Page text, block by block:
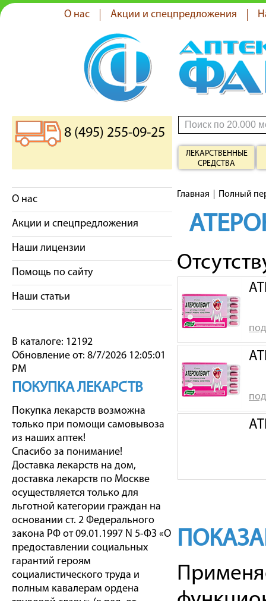
О нас Акции и спецпредложения
8 (495) 255-09-25
ЛЕКАРСТВЕННЫЕ
СРЕДСТВА
О нас
Акции и спецпредложения
Наши лицензии
Помощь по сайту
Наши статьи
В каталоге: 12192
Обновление от: 8/7/2026 12:05:01
PM
ПОКУПКА ЛЕКАРСТВ
Покупка лекарств возможна
только при помощи самовывоза
из наших аптек!
Спасибо за понимание!
Доставка лекарств на дом,
доставка лекарств по Москве
осуществляется только для
льготной категории граждан на
основании ст. 2 Федерального
закона РФ от 09.01.1997 N 5-ФЗ «О
предоставлении социальных
гарантий героям
социалистического труда и
полным кавалерам ордена
Главная Полный